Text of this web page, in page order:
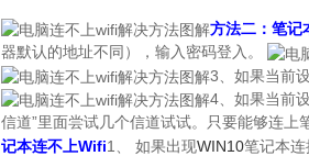
方法二：笔记
器默认的地址不同），输入密码登入。
3、如果当前
4、如果当前
信道”里面尝试几个信道试试。只要能够连上
记本连不上Wifi1、 如果出现WIN10笔记本连